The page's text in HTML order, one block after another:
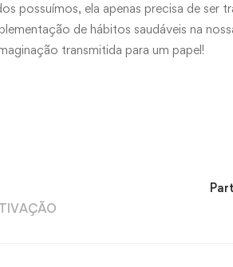
possuímos, ela apenas precisa de ser
de hábitos saudáveis na
transmitida para um papel!